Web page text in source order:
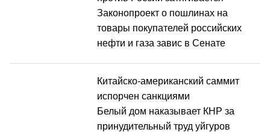
Законопроект о пошлинах на
товары покупателей российских
нефти и газа завис в Сенате
Китайско-американский саммит
испорчен санкциями
Белый дом наказывает КНР за
принудительный труд уйгуров